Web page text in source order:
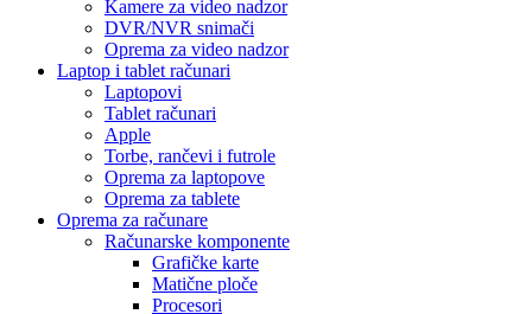
Kamere za video nadzor
DVR/NVR snimači
Oprema za video nadzor
Laptop i tablet računari
Laptopovi
Tablet računari
Apple
Torbe, rančevi i futrole
Oprema za laptopove
Oprema za tablete
Oprema za računare
Računarske komponente
Grafičke karte
Matične ploče
Procesori